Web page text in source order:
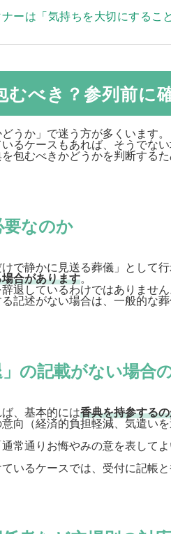
ーは「気持ちを大切にするこ
むべき？参列前に
うか」で迷う方が多くいます。
るケースもあれば、そうでない
包むべきかどうかを判断する
なのか
で静かに見送る葬儀」として
合があります。
退しているわけではありません
記述がない場合は、一般的な
の記載がない場合
、基本的には香典を持参する
向（経済的負担軽減、気遣いを
常通りお悔やみの意を表して
いるケースでは、受付に記帳